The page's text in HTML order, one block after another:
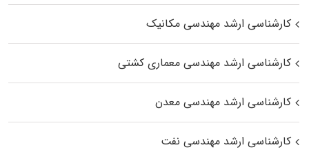
کارشناسی ارشد مهندسی مکانیک
کارشناسی ارشد مهندسی معماری کشتی
کارشناسی ارشد مهندسی معدن
کارشناسی ارشد مهندسی نفت